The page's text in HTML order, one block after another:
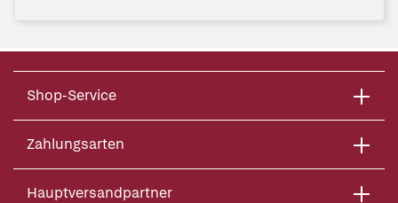
Shop-Service
Zahlungsarten
Hauptversandpartner